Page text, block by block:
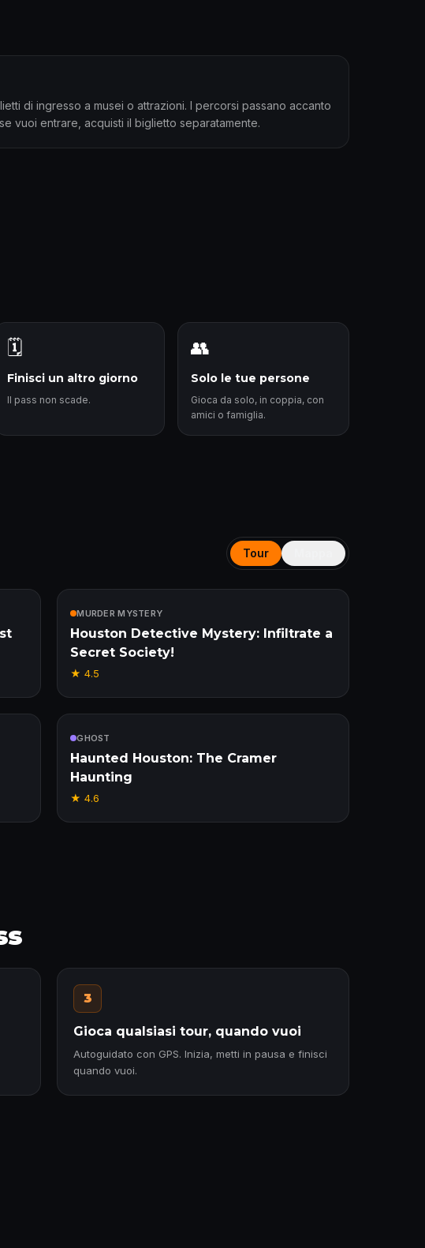
di ingresso a musei o attrazioni. I percorsi passano accanto
vuoi entrare, acquisti il biglietto separatamente.
🗓️
Finisci un altro giorno
Il pass non scade.
👥
Solo le tue persone
Gioca da solo, in coppia, con
amici o famiglia.
Tour
MURDER MYSTERY
Houston Detective Mystery: Infiltrate a
Secret Society!
★4.5
GHOST
Haunted Houston: The Cramer
Haunting
★4.6
3
Gioca qualsiasi tour, quando vuoi
Autoguidato con GPS. Inizia, metti in pausa e finisci
quando vuoi.